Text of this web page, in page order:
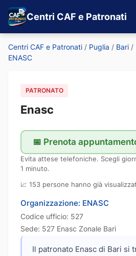
Centri CAF e Patronati
Centri CAF e Patronati / Puglia / Bari /
ENASC
PATRONATO
Enasc
📅 Prenota
Evita attese telefoniche. Scegli
1 minuto.
📈 153 persone hanno già
Organizzazione: ENASC
Codice ufficio: 527
Sede: 527 Enasc Zonale Bari
Il patronato Enasc di Bari si